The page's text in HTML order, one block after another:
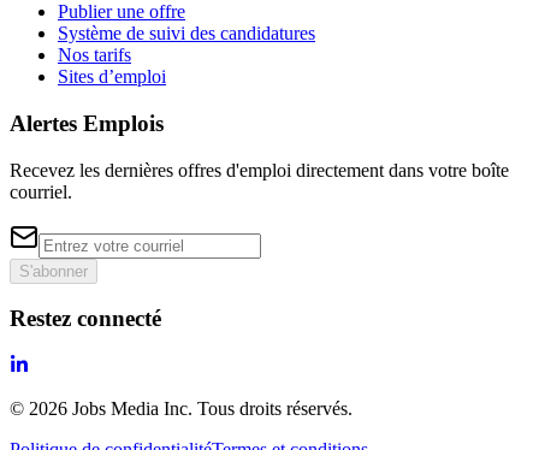
Publier une offre
Système de suivi des candidatures
Nos tarifs
Sites d’emploi
Alertes Emplois
Recevez les dernières offres d'emploi directement dans votre boîte
courriel.
S'abonner
Restez connecté
© 2026 Jobs Media Inc. Tous droits réservés.